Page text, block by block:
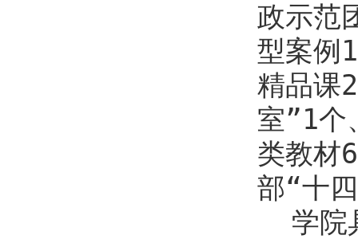
政示范
型案例
精品课2
室”1个
类教材
部“十
学院